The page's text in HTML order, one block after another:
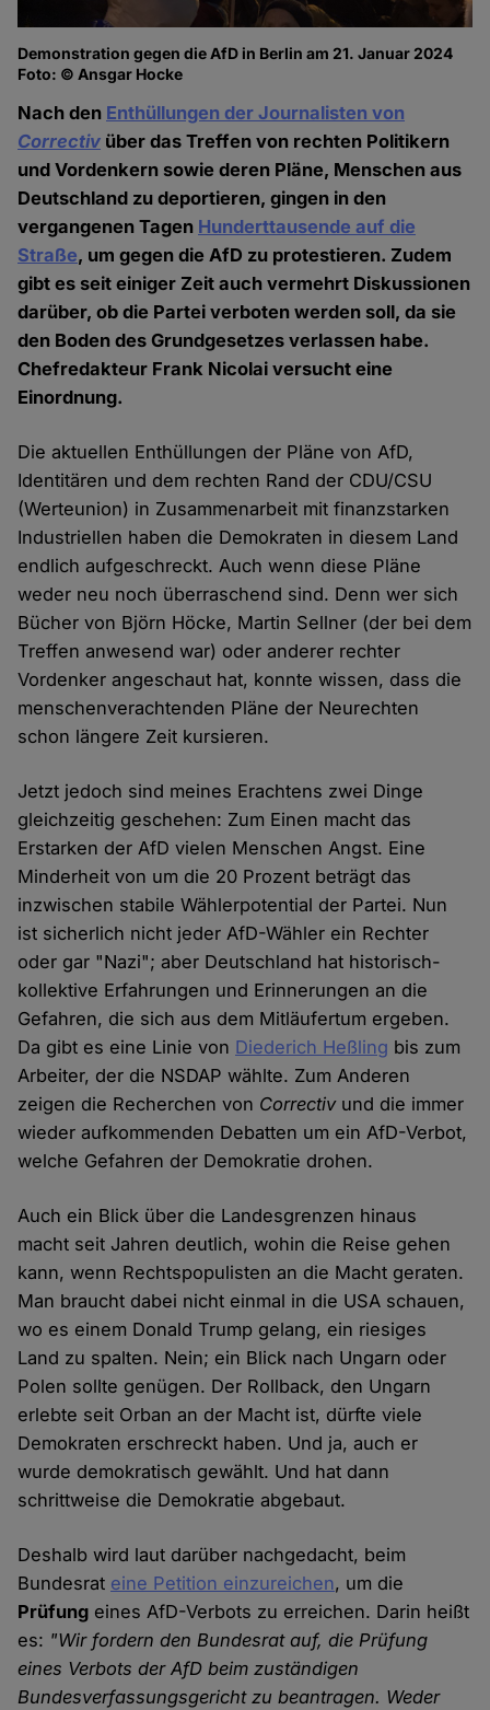
Demonstration gegen die AfD in Berlin am 21. Januar 2024
Foto: © Ansgar Hocke
Nach den Enthüllungen der Journalisten von
Correctiv über das Treffen von rechten Politikern
und Vordenkern sowie deren Pläne, Menschen aus
Deutschland zu deportieren, gingen in den
vergangenen Tagen Hunderttausende auf die
Straße, um gegen die AfD zu protestieren. Zudem
gibt es seit einiger Zeit auch vermehrt Diskussionen
darüber, ob die Partei verboten werden soll, da sie
den Boden des Grundgesetzes verlassen habe.
Chefredakteur Frank Nicolai versucht eine
Einordnung.
Die aktuellen Enthüllungen der Pläne von AfD,
Identitären und dem rechten Rand der CDU/CSU
(Werteunion) in Zusammenarbeit mit finanzstarken
Industriellen haben die Demokraten in diesem Land
endlich aufgeschreckt. Auch wenn diese Pläne
weder neu noch überraschend sind. Denn wer sich
Bücher von Björn Höcke, Martin Sellner (der bei dem
Treffen anwesend war) oder anderer rechter
Vordenker angeschaut hat, konnte wissen, dass die
menschenverachtenden Pläne der Neurechten
schon längere Zeit kursieren.
Jetzt jedoch sind meines Erachtens zwei Dinge
gleichzeitig geschehen: Zum Einen macht das
Erstarken der AfD vielen Menschen Angst. Eine
Minderheit von um die 20 Prozent beträgt das
inzwischen stabile Wählerpotential der Partei. Nun
ist sicherlich nicht jeder AfD-Wähler ein Rechter
oder gar "Nazi"; aber Deutschland hat historisch-
kollektive Erfahrungen und Erinnerungen an die
Gefahren, die sich aus dem Mitläufertum ergeben.
Da gibt es eine Linie von Diederich Heßling bis zum
Arbeiter, der die NSDAP wählte. Zum Anderen
zeigen die Recherchen von Correctivund die immer
wieder aufkommenden Debatten um ein AfD-Verbot,
welche Gefahren der Demokratie drohen.
Auch ein Blick über die Landesgrenzen hinaus
macht seit Jahren deutlich, wohin die Reise gehen
kann, wenn Rechtspopulisten an die Macht geraten.
Man braucht dabei nicht einmal in die USA schauen,
wo es einem Donald Trump gelang, ein riesiges
Land zu spalten. Nein; ein Blick nach Ungarn oder
Polen sollte genügen. Der Rollback, den Ungarn
erlebte seit Orban an der Macht ist, dürfte viele
Demokraten erschreckt haben. Und ja, auch er
wurde demokratisch gewählt. Und hat dann
schrittweise die Demokratie abgebaut.
Deshalb wird laut darüber nachgedacht, beim
Bundesrat eine Petition einzureichen, um die
Prüfung eines AfD-Verbots zu erreichen. Darin heißt
es: "Wir fordern den Bundesrat auf, die Prüfung
eines Verbots der AfD beim zuständigen
Bundesverfassungsgericht zu beantragen. Weder